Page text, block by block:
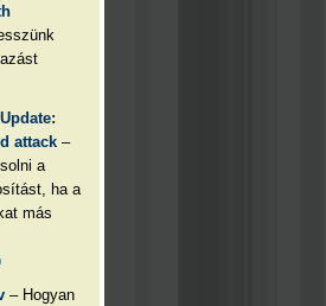
attack –
a
ha a
más
– Hogyan